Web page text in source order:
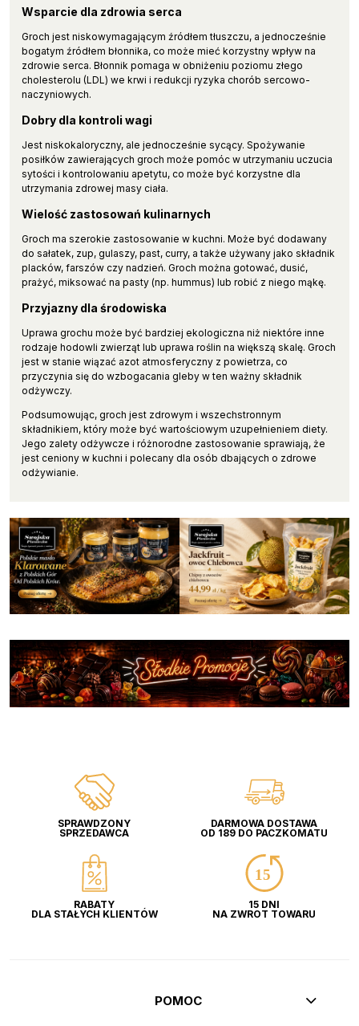
Wsparcie dla zdrowia serca
Groch jest niskowymagającym źródłem tłuszczu, a jednocześnie
bogatym źródłem błonnika, co może mieć korzystny wpływ na
zdrowie serca. Błonnik pomaga w obniżeniu poziomu złego
cholesterolu (LDL) we krwi i redukcji ryzyka chorób sercowo-
naczyniowych.
Dobry dla kontroli wagi
Jest niskokaloryczny, ale jednocześnie sycący. Spożywanie
posiłków zawierających groch może pomóc w utrzymaniu uczucia
sytości i kontrolowaniu apetytu, co może być korzystne dla
utrzymania zdrowej masy ciała.
Wielość zastosowań kulinarnych
Groch ma szerokie zastosowanie w kuchni. Może być dodawany
do sałatek, zup, gulaszy, past, curry, a także używany jako składnik
placków, farszów czy nadzień. Groch można gotować, dusić,
prażyć, miksować na pasty (np. hummus) lub robić z niego mąkę.
Przyjazny dla środowiska
Uprawa grochu może być bardziej ekologiczna niż niektóre inne
rodzaje hodowli zwierząt lub uprawa roślin na większą skalę. Groch
jest w stanie wiązać azot atmosferyczny z powietrza, co
przyczynia się do wzbogacania gleby w ten ważny składnik
odżywczy.
Podsumowując, groch jest zdrowym i wszechstronnym
składnikiem, który może być wartościowym uzupełnieniem diety.
Jego zalety odżywcze i różnorodne zastosowanie sprawiają, że
jest ceniony w kuchni i polecany dla osób dbających o zdrowe
odżywianie.
SPRAWDZONY
SPRZEDAWCA
DARMOWA DOSTAWA
OD 189 DO PACZKOMATU
RABATY
DLA STAŁYCH KLIENTÓW
15 DNI
NA ZWROT TOWARU
POMOC